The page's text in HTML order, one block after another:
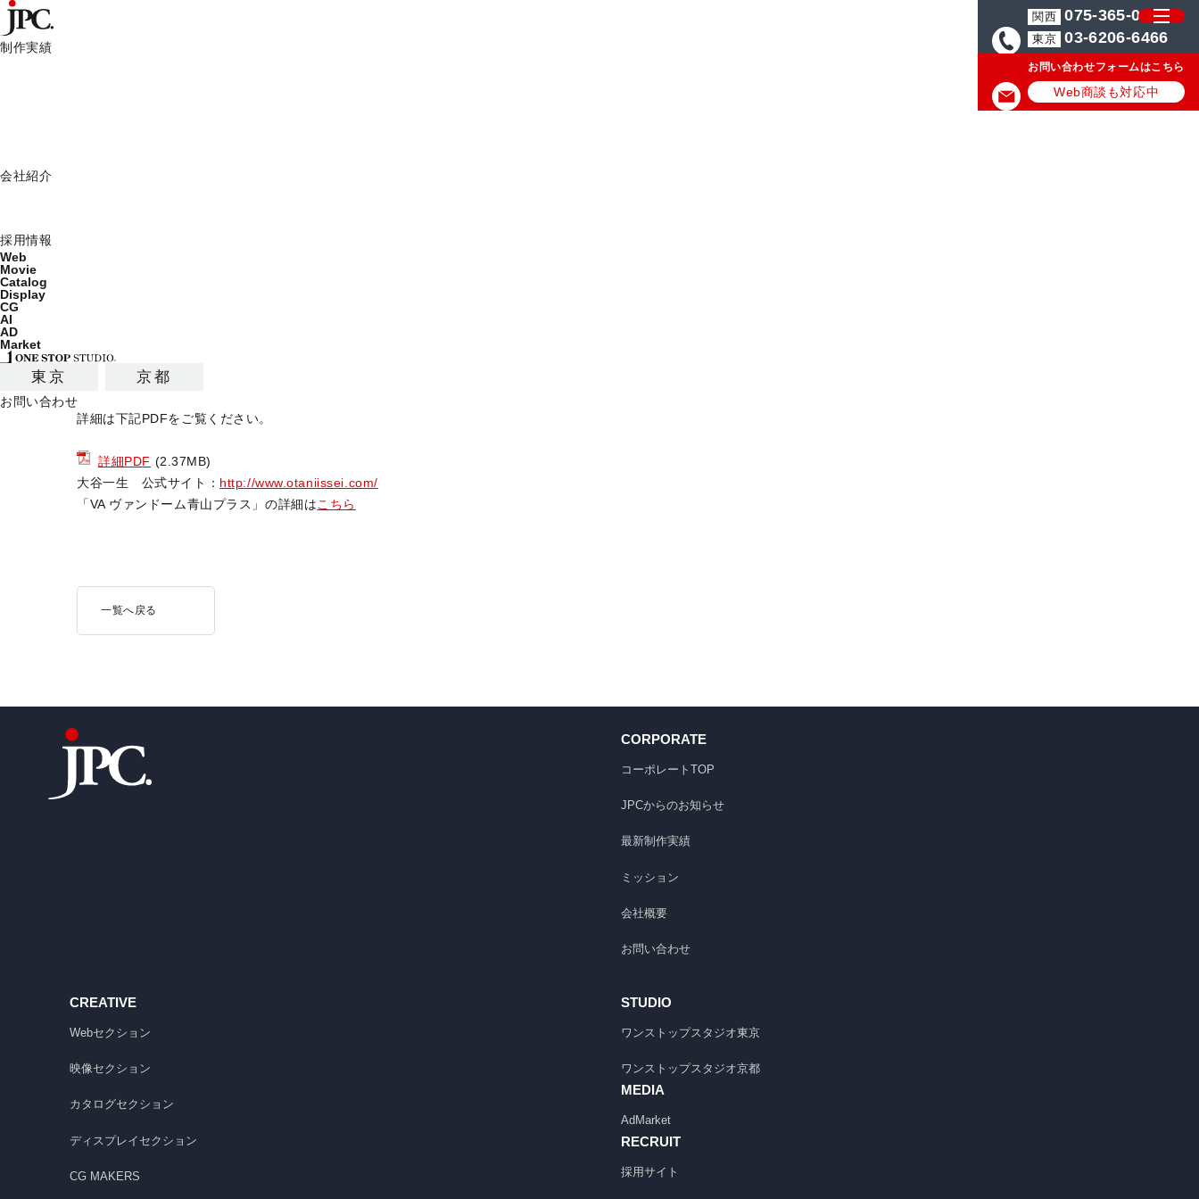
制作実績
会社紹介
採用情報
Web
Movie
Catalog
Display
CG
AI
AD
Market
東京 京都
お問い合わせ
関西 075-365-0571
東京 03-6206-6466
お問い合わせフォームはこちら
Web商談も対応中
ヴァンドーム青山ラゾーナ川崎プラザ店がこの10月12日リニューアルオープン。
その内装として弊社所属アーティストISSEI OTANIの作品4点が展示されました。
詳細は下記PDFをご覧ください。
詳細PDF (2.37MB)
大谷一生 公式サイト： http://www.otaniissei.com/
「VA ヴァンドーム青山プラス」の詳細はこちら
一覧へ戻る
CORPORATE
コーポレートTOP
JPCからのお知らせ
最新制作実績
ミッション
会社概要
お問い合わせ
CREATIVE
Webセクション
映像セクション
カタログセクション
ディスプレイセクション
CG MAKERS
STUDIO
ワンストップスタジオ東京
ワンストップスタジオ京都
MEDIA
AdMarket
RECRUIT
採用サイト